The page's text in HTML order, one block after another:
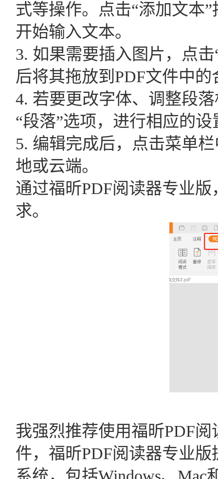
式等操作。点击“添加文本
开始输入文本。
3. 如果需要插入图片，点
后将其拖放到PDF文件中的
4. 若要更改字体、调整段
“段落”选项，进行相应的设
5. 编辑完成后，点击菜单
地或云端。
通过福昕PDF阅读器专业
求。
我强烈推荐使用福昕PDF
件，福昕PDF阅读器专业